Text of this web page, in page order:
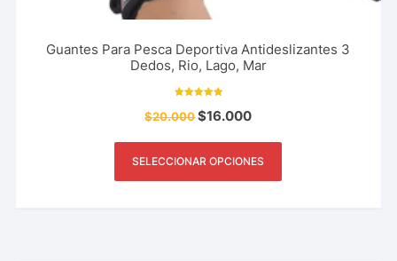
Guantes Para Pesca Deportiva Antideslizantes 3
Dedos, Rio, Lago, Mar
5.00
de 5
$20.000$16.000
SELECCIONAR OPCIONES